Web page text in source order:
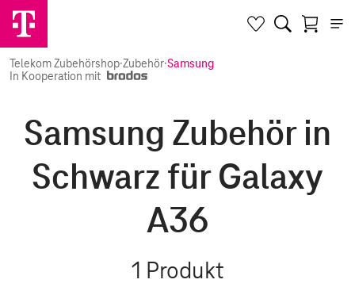
Telekom Zubehörshop·Zubehör·Samsung
In Kooperation mit
Samsung Zubehör in
Schwarz für Galaxy
A36
1 Produkt